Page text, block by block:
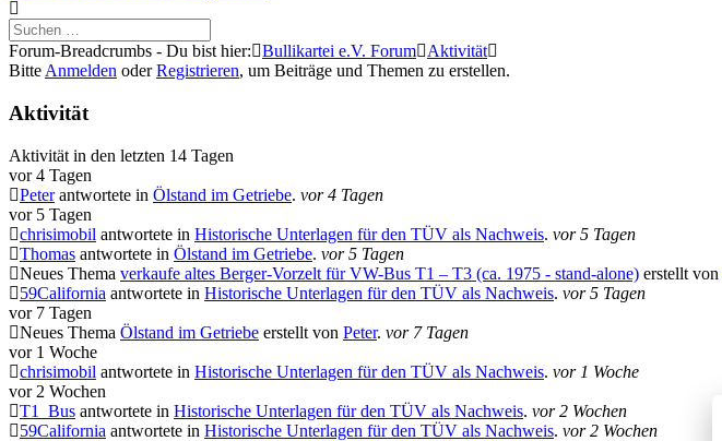
Forum-Breadcrumbs - Du bist hier: Bullikartei e.V. Forum
Aktivität
Bitte Anmelden oderRegistrieren, um Beiträge und Themen zu erstellen.
Aktivität
Aktivität in den letzten 14 Tagen
vor 4 Tagen
Peterantwortete in Ölstand im Getriebe. vor 4 Tagen
vor 5 Tagen
chrisimobil antwortete in Historische Unterlagen für den TÜV als Nachweis. vor 5 Tagen
Thomas antwortete in Ölstand im Getriebe. vor 5 Tagen
Neues Thema verkaufe altes Berger-Vorzelt für VW-Bus T1 – T3 (ca. 1975 - stand-alone) erstellt von
59California antwortete in Historische Unterlagen für den TÜV als Nachweis. vor 5 Tagen
vor 7 Tagen
Neues Thema Ölstand im Getriebe erstellt von Peter. vor 7 Tagen
vor 1 Woche
chrisimobil antwortete in Historische Unterlagen für den TÜV als Nachweis. vor 1 Woche
vor 2 Wochen
T1_Bus antwortete in Historische Unterlagen für den TÜV als Nachweis. vor 2 Wochen
59California antwortete in Historische Unterlagen für den TÜV als Nachweis. vor 2 Wochen